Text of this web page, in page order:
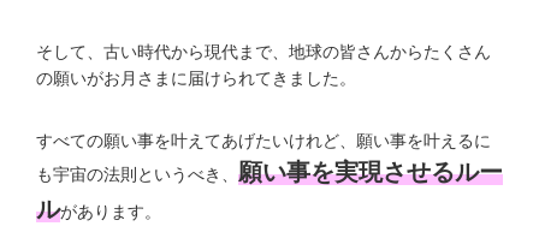
そして、古い時代から現代まで、地球の皆さんからたくさん
の願いがお月さまに届けられてきました。
すべての願い事を叶えてあげたいけれど、願い事を叶えるに
も宇宙の法則というべき、 願い事を実現させるルー
ルがあります。